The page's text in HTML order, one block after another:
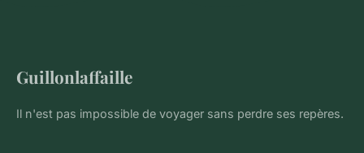
Guillonlaffaille
Il n'est pas impossible de voyager sans perdre ses repères.